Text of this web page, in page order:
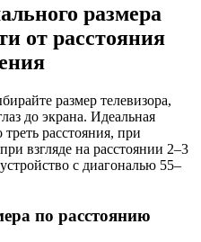
размера
от расстояния
размер телевизора,
до экрана. Идеальная
расстояния, при
взгляде на расстоянии 2–3
с диагональю 55–
по расстоянию